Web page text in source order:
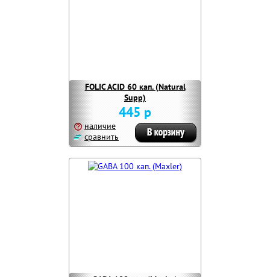
FOLIC ACID 60 кап. (Natural
Supp)
445 р
наличие
сравнить